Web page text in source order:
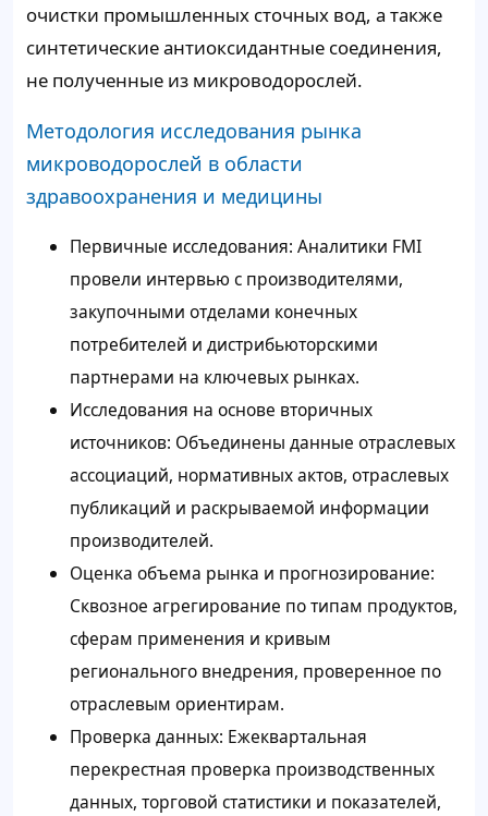
очистки промышленных сточных вод, а также
синтетические антиоксидантные соединения,
не полученные из микроводорослей.
Методология исследования рынка
микроводорослей в области
здравоохранения и медицины
Первичные исследования: Аналитики FMI
провели интервью с производителями,
закупочными отделами конечных
потребителей и дистрибьюторскими
партнерами на ключевых рынках.
Исследования на основе вторичных
источников: Объединены данные отраслевых
ассоциаций, нормативных актов, отраслевых
публикаций и раскрываемой информации
производителей.
Оценка объема рынка и прогнозирование:
Сквозное агрегирование по типам продуктов,
сферам применения и кривым
регионального внедрения, проверенное по
отраслевым ориентирам.
Проверка данных: Ежеквартальная
перекрестная проверка производственных
данных, торговой статистики и показателей,